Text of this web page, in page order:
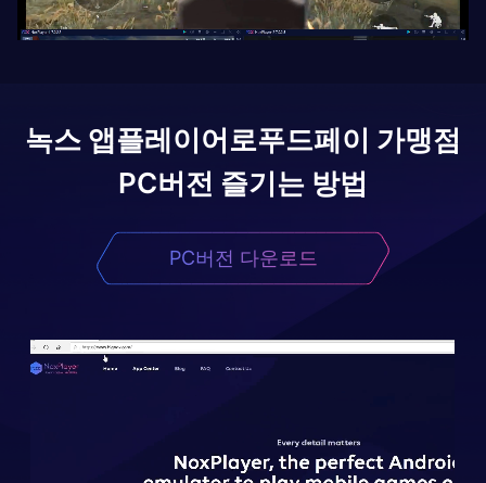
녹스 앱플레이어로푸드페이 가맹점
PC버전 즐기는 방법
PC버전 다운로드